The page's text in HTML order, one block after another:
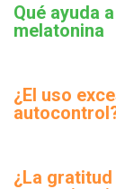
Qué ayuda
melatonina
¿El uso
¿La